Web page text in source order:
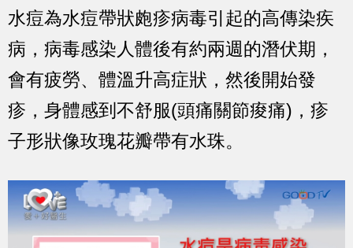
水痘為水痘帶狀皰疹病毒引起的高傳染疾
病，病毒感染人體後有約兩週的潛伏期，
會有疲勞、體溫升高症狀，然後開始發
疹，身體感到不舒服(頭痛關節痠痛)，疹
子形狀像玫瑰花瓣帶有水珠。